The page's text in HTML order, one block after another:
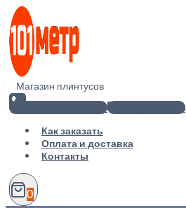
Перейти
содержимому
Магазин плинтусов
+7(812) 920-02-38
info@101metr.ru
Как заказать
Оплата и доставка
Контакты
0